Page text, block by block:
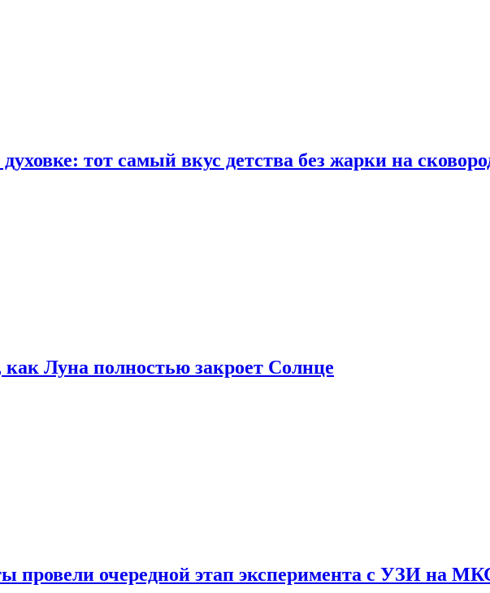
тот самый вкус детства без жарки на
Луна полностью закроет Солнце
провели очередной этап эксперимента с УЗИ на